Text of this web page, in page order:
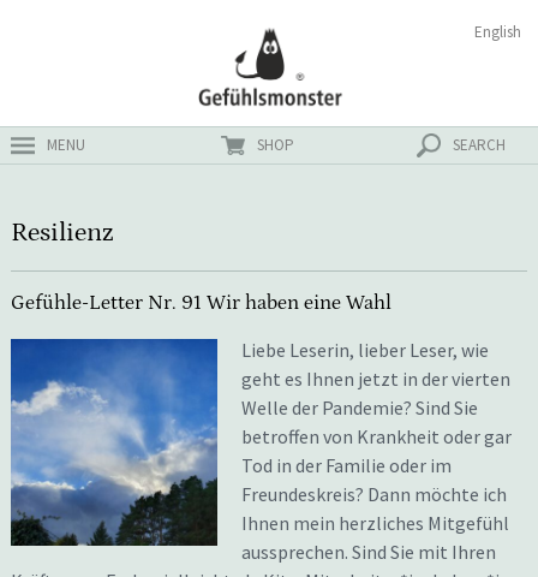
MENU SHOP SEARCH
English
Resilienz
Gefühle-Letter Nr. 91 Wir haben eine Wahl
Liebe Leserin, lieber Leser, wie
geht es Ihnen jetzt in der vierten
Welle der Pandemie? Sind Sie
betroffen von Krankheit oder gar
Tod in der Familie oder im
Freundeskreis? Dann möchte ich
Ihnen mein herzliches Mitgefühl
aussprechen. Sind Sie mit Ihren